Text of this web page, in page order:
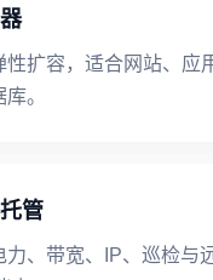
性扩容，适合网站、应
。
管
力、带宽、IP、巡检与